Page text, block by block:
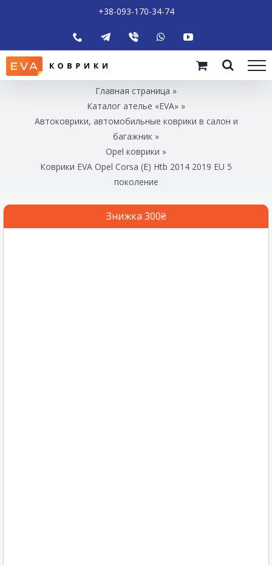
+38-093-170-34-74
Главная страница »
Каталог ателье «EVA» »
Автоковрики, автомобильные коврики в салон и
багажник »
Opel коврики »
Коврики EVA Opel Corsa (E) Htb 2014 2019 EU 5
поколение
Знижка 300₴